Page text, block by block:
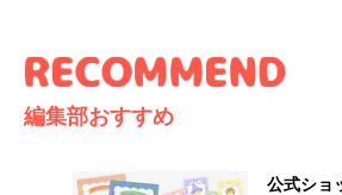
編集部おすすめ
公式ショ